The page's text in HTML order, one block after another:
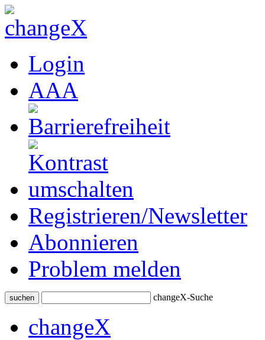
Login
AAA
Registrieren/Newsletter
Abonnieren
Problem melden
suchen changeX-Suche
changeX